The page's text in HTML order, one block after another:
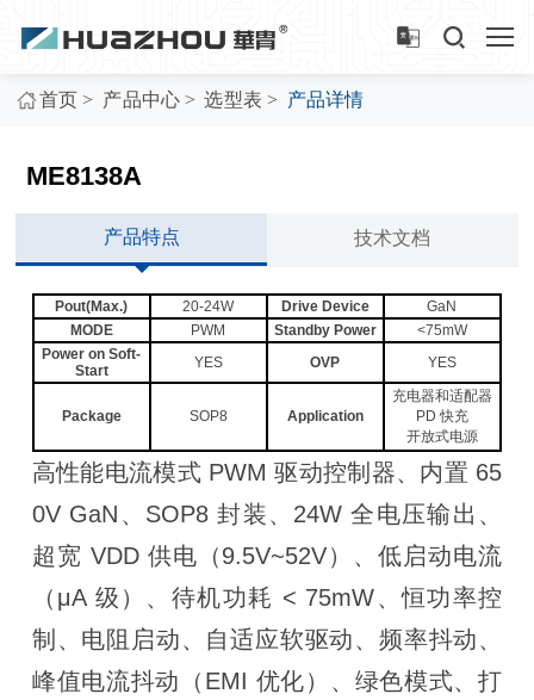
首页 > 产品中心 > 选型表 > 产品详情
ME8138A
产品特点 技术文档
Pout(Max.) 20-24W Drive Device
GaN
MODE
PWM Standby Power
<75mW
Power on Soft-
Start
YES OVP YES
Package SOP8 Application
充电器和适配器
PD 快充
开放式电源
高性能电流模式 PWM 驱动控制器、内置 65
0V GaN、SOP8 封装、24W 全电压输出、
超宽 VDD 供电（9.5V~52V）、低启动电流
（μA 级）、待机功耗 < 75mW、恒功率控
制、电阻启动、自适应软驱动、频率抖动、
峰值电流抖动（EMI 优化）、绿色模式、打